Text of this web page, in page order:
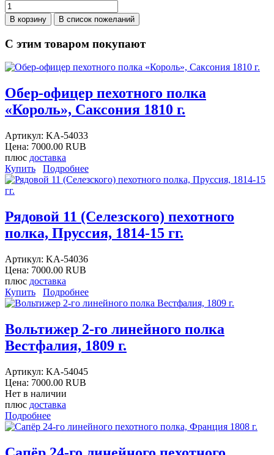
С этим товаром покупают
Обер-офицер пехотного полка
«Король», Саксония 1810 г.
Артикул: KA-54033
Цена: 7000.00 RUB
плюс доставка
Купить
Подробнее
Рядовой 11 (Селезского) пехотного
полка, Пруссия, 1814-15 гг.
Артикул: KA-54036
Цена: 7000.00 RUB
плюс доставка
Купить
Подробнее
Вольтижер 2-го линейного полка
Вестфалия, 1809 г.
Артикул: KA-54045
Цена: 7000.00 RUB
Нет в наличии
плюс доставка
Подробнее